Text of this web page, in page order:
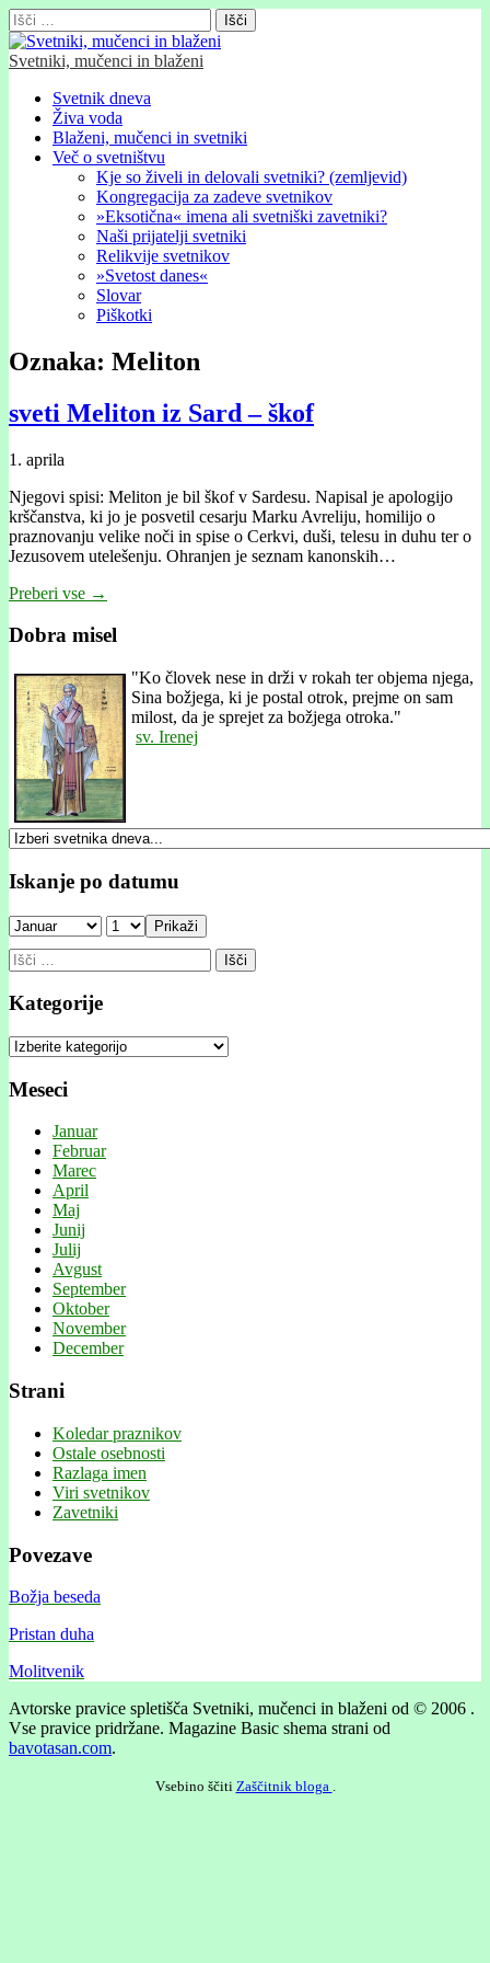
Išči:
Svetniki, mučenci in blaženi
Glavni
meni
Skip
content
Svetnik dneva
Živa voda
Blaženi, mučenci in svetniki
Več o svetništvu
Kje so živeli in delovali svetniki? (zemljevid)
Kongregacija za zadeve svetnikov
»Eksotična« imena ali svetniški zavetniki?
Naši prijatelji svetniki
Relikvije svetnikov
»Svetost danes«
Slovar
Piškotki
Oznaka: Meliton
sveti Meliton iz Sard – škof
1. aprila
Njegovi spisi: Meliton je bil škof v Sardesu. Napisal je apologijo
krščanstva, ki jo je posvetil cesarju Marku Avreliju, homilijo o
praznovanju velike noči in spise o Cerkvi, duši, telesu in duhu ter o
Jezusovem utelešenju. Ohranjen je seznam kanonskih…
Preberi vse →
Dobra misel
"Ko človek nese in drži v rokah ter objema njega,
Sina božjega, ki je postal otrok, prejme on sam
milost, da je sprejet za božjega otroka."
sv. Irenej
Iskanje po datumu
Prikaži
Išči:
Kategorije
Kategorije
Meseci
Januar
Februar
Marec
April
Maj
Junij
Julij
Avgust
September
Oktober
November
December
Strani
Koledar praznikov
Ostale osebnosti
Razlaga imen
Viri svetnikov
Zavetniki
Povezave
Božja beseda
Pristan duha
Molitvenik
Avtorske pravice spletišča Svetniki, mučenci in blaženi od © 2006 .
Vse pravice pridržane. Magazine Basic shema strani od
bavotasan.com.
Vsebino ščiti Zaščitnik bloga .